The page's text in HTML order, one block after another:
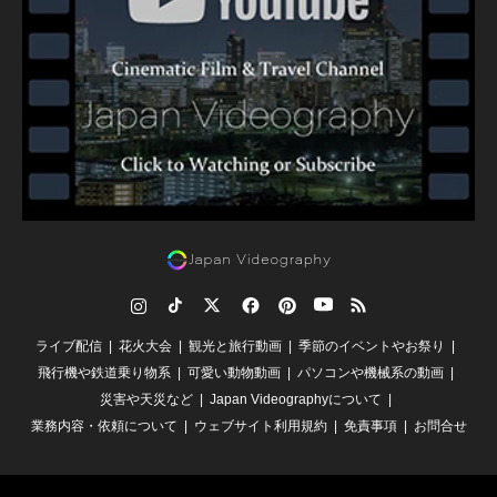
FacebookPinterestYouTube RSS
ライブ配信 花火大会 観光と旅行動画
季節のイベントやお祭り
飛行機や鉄道乗り物系
可愛い動物動画
パソコンや機械系の動画
災害や天災など
Japan Videographyについて
業務内容・依頼について
ウェブサイト利用規約 免責事項 お問合せ